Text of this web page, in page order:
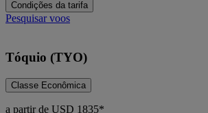
Condições da tarifa
Pesquisar voos
Tóquio (TYO)
Classe Econômica
a partir de USD 1835*